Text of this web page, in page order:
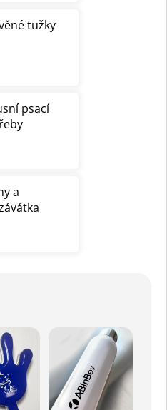
tužky
psací
a